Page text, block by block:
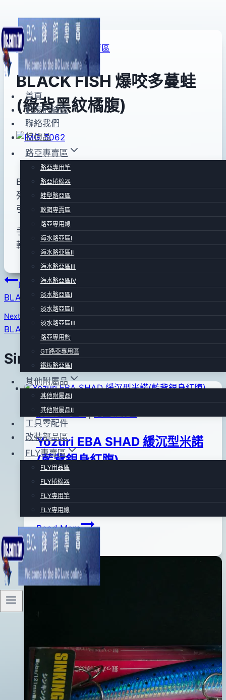
Skip
to
content
首頁
釣友討論區
聯絡我們
特價品
路亞專賣區
路亞專用竿
路亞捲線器
蛙型路亞區
軟餌專賣區
路亞專用線
海水路亞區Ⅰ
海水路亞區Ⅱ
海水路亞區Ⅲ
海水路亞區Ⅳ
淡水路亞區Ⅰ
淡水路亞區Ⅱ
淡水路亞區Ⅲ
路亞專用鉤
GT路亞專用區
鐵板路亞區Ⅰ
其他附屬品
其他附屬品Ⅰ
其他附屬品Ⅱ
工具零配件
改裝部品區
FLY專賣區
FLY用品區
FLY捲線器
FLY專用竿
FLY專用線
蛙型路亞區 路亞專賣區
BLACK FISH 爆咬多蔓蛙
(綠背黑紋橘腹)
Bybc
pro-
2013
月
16
日
BLACK FISH 黑魚多蔓噪音式路亞-爆咬多蔓蛙系
列.22g.65mm .搭配噪音式葉片對魚虎有致力的吸
引力!
手工製作.天然木製品.尾部雙鉤外加鋼絲防纏設計可
輕易穿越水草沼澤區.打虎的不二選擇 !
文
章
導
Previous
BLACK FISH 爆咬多蔓蛙(橘背黑紋黃腹)
Next
BLACK FISH 爆咬多蔓蛙(粉黃背黑紋黃腹)
Similar Posts
淡水路亞區Ⅲ
Yozuri EBA SHAD 緩沉型米諾
(藍背銀身紅腹)
Bybc
pro-
shop
2012
年
08
月
01
2016
年
月
Yozuri EBA SHAD 緩沉型米諾 長度50mm.重
量4.0g. 緩沉型(SLOW SINKING)….
Read MoreYozuri
緩
沉
背
銀
身
紅